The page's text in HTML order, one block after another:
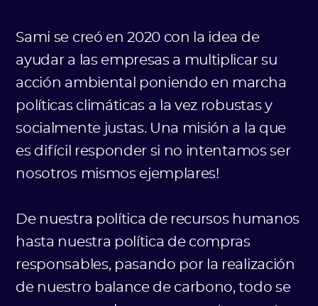
Sami se creó en 2020 con la idea de
ayudar a las empresas a multiplicar su
acción ambiental poniendo en marcha
políticas climáticas a la vez robustas y
socialmente justas. Una misión a la que
es difícil responder si no intentamos ser
nosotros mismos ejemplares!
De nuestra política de recursos humanos
hasta nuestra política de compras
responsables, pasando por la realización
de nuestro balance de carbono, todo se